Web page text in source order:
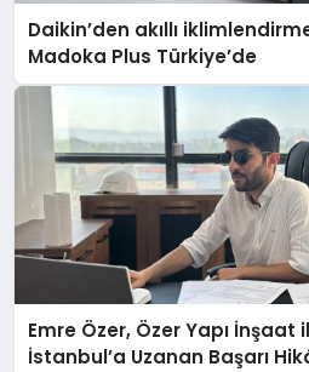
Daikin’den akıllı
Madoka Plus Türkiye’de
Emre Özer, Özer Yapı İnşaat
İstanbul’a Uzanan Başarı